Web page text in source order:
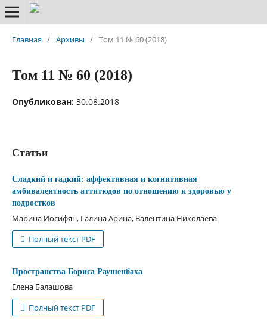
Главная / Архивы / Том 11 № 60 (2018)
Том 11 № 60 (2018)
Опубликован: 30.08.2018
Статьи
Сладкий и гадкий: аффективная и когнитивная
амбивалентность аттитюдов по отношению к здоровью у
подростков
Марина Иосифян, Галина Арина, Валентина Николаева
Полный текст PDF
Пространства Бориса Раушенбаха
Елена Балашова
Полный текст PDF